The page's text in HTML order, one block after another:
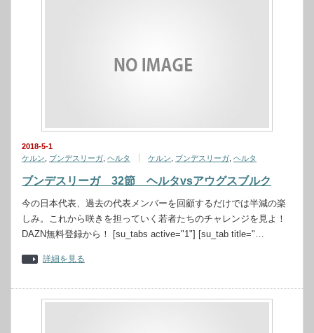
2018-5-1
ケルン
ブンデスリーガ ヘルタ ケルン ブンデスリーガ ヘルタ
ブンデスリーガ 32節 ヘルタvsアウグスブルク
今の日本代表、過去の代表メンバーを回顧するだけでは半減の楽
しみ。これから咲きを担っていく若者たちのチャレンジを見よ！
DAZN無料登録から！ [su_tabs active="1"] [su_tab title="…
詳細を見る